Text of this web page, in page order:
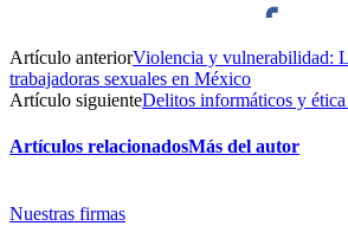
Facebook
Artículo anteriorViolencia y vulnerabilidad:
trabajadoras sexuales en México
Artículo siguienteDelitos informáticos y
Artículos relacionadosMás del autor
Nuestras firmas